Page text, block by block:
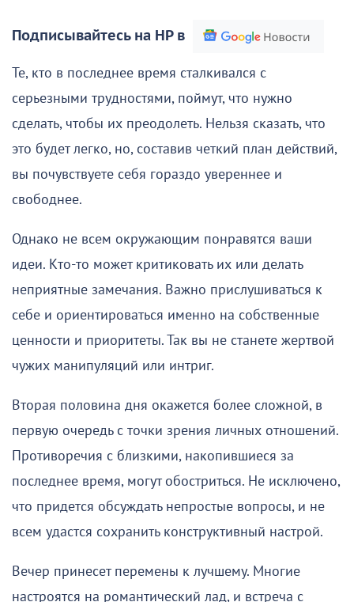
Подписывайтесь на НР в
Те, кто в последнее время сталкивался с
серьезными трудностями, поймут, что нужно
сделать, чтобы их преодолеть. Нельзя сказать, что
это будет легко, но, составив четкий план действий,
вы почувствуете себя гораздо увереннее и
свободнее.
Однако не всем окружающим понравятся ваши
идеи. Кто-то может критиковать их или делать
неприятные замечания. Важно прислушиваться к
себе и ориентироваться именно на собственные
ценности и приоритеты. Так вы не станете жертвой
чужих манипуляций или интриг.
Вторая половина дня окажется более сложной, в
первую очередь с точки зрения личных отношений.
Противоречия с близкими, накопившиеся за
последнее время, могут обостриться. Не исключено,
что придется обсуждать непростые вопросы, и не
всем удастся сохранить конструктивный настрой.
Вечер принесет перемены к лучшему. Многие
настроятся на романтический лад, и встреча с